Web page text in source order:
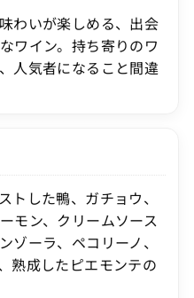
わいが楽しめる、出会
ワイン。持ち寄りのワ
人気者になること間違
トした鴨、ガチョウ、
モン、クリームソース
ゾーラ、ペコリーノ、
熟成したピエモンテの